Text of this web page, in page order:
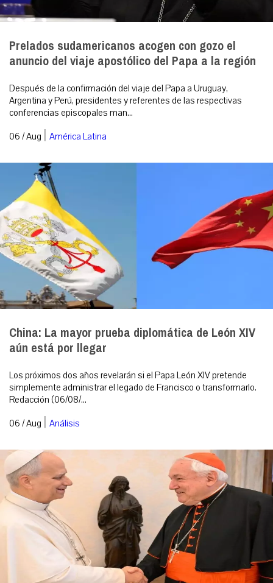
Prelados sudamericanos acogen con gozo el
anuncio del viaje apostólico del Papa a la región
Después de la confirmación del viaje del Papa a Uruguay,
Argentina y Perú, presidentes y referentes de las respectivas
conferencias episcopales man...
06 / Aug | América Latina
China: La mayor prueba diplomática de León XIV
aún está por llegar
Los próximos dos años revelarán si el Papa León XIV pretende
simplemente administrar el legado de Francisco o transformarlo.
Redacción (06/08/...
06 / Aug | Análisis